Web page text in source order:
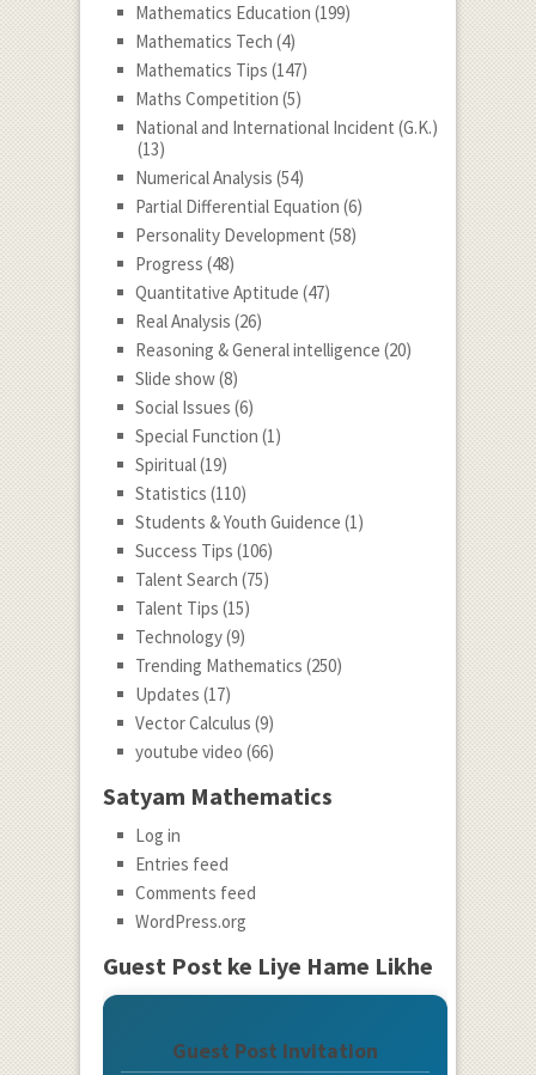
Mathematics Education (199)
Mathematics Tech (4)
Mathematics Tips (147)
Maths Competition (5)
National and International Incident (G.K.)
(13)
Numerical Analysis (54)
Partial Differential Equation (6)
Personality Development (58)
Progress (48)
Quantitative Aptitude (47)
Real Analysis (26)
Reasoning & General intelligence (20)
Slide show(8)
Social Issues (6)
Special Function (1)
Spiritual(19)
Statistics (110)
Students & Youth Guidence (1)
Success Tips (106)
Talent Search (75)
Talent Tips (15)
Technology(9)
Trending Mathematics (250)
Updates (17)
Vector Calculus (9)
youtube video (66)
Satyam Mathematics
Log in
Entries feed
Comments feed
WordPress.org
Guest Post ke Liye Hame Likhe
Guest Post Invitation